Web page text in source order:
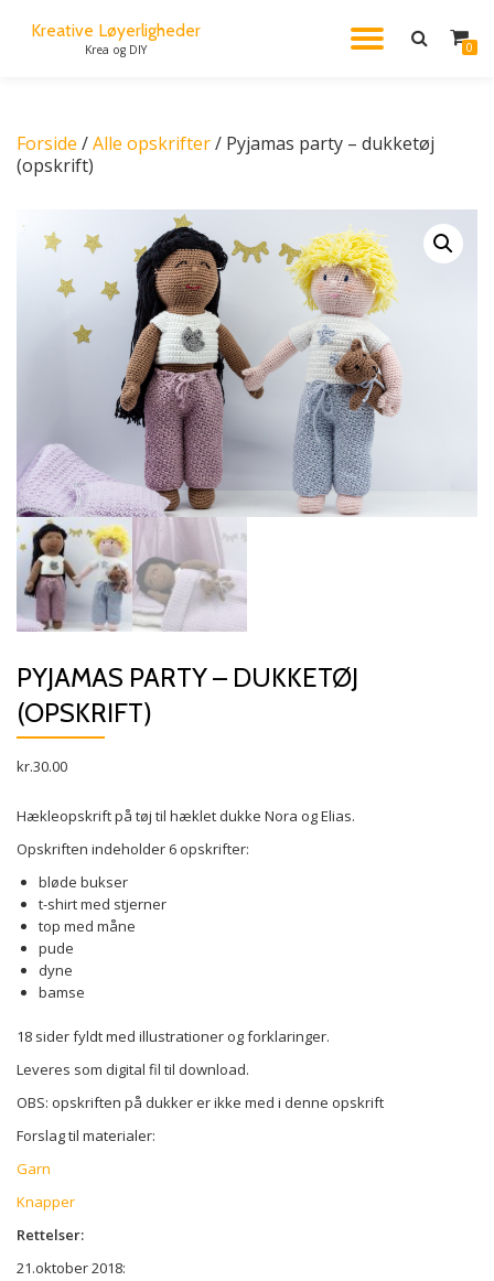
Kreative Løyerligheder
Krea og DIY
FLIP
0
Forside /Alle opskrifter/ Pyjamas party – dukketøj
(opskrift)
PYJAMAS PARTY – DUKKETØJ
(OPSKRIFT)
kr.30.00
Hækleopskrift på tøj til hæklet dukke Nora og Elias.
Opskriften indeholder 6 opskrifter:
bløde bukser
t-shirt med stjerner
top med måne
pude
dyne
bamse
18 sider fyldt med illustrationer og forklaringer.
Leveres som digital fil til download.
OBS: opskriften på dukker er ikke med i denne opskrift
Forslag til materialer:
Garn
Knapper
Rettelser:
21.oktober 2018: